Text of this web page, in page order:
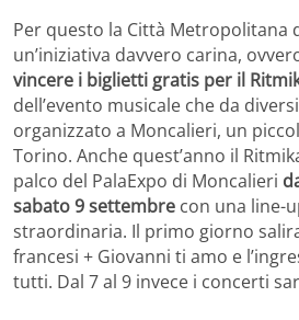
Per questo la Città Metropolitana
un’iniziativa davvero carina,
vincere i biglietti gratis per il
dell’evento musicale che da
organizzato a Moncalieri, un
Torino. Anche quest’anno il
palco del PalaExpo di Moncalieri
sabato 9 settembre con una line-
straordinaria. Il primo giorno
francesi + Giovanni ti amo e
tutti. Dal 7 al 9 invece i concerti